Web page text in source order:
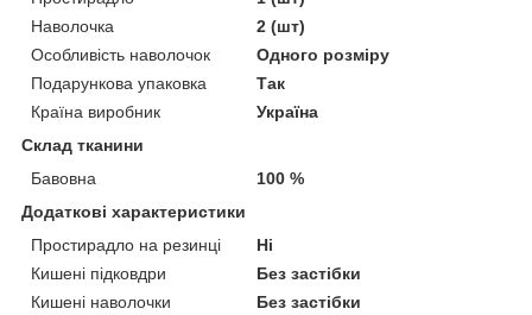
Наволочка
2 (шт)
Особливість наволочок
Одного розміру
Подарункова упаковка
Так
Країна виробник
Україна
Склад тканини
Бавовна
100 %
Додаткові характеристики
Простирадло на резинці
Ні
Кишені підковдри
Без застібки
Кишені наволочки
Без застібки